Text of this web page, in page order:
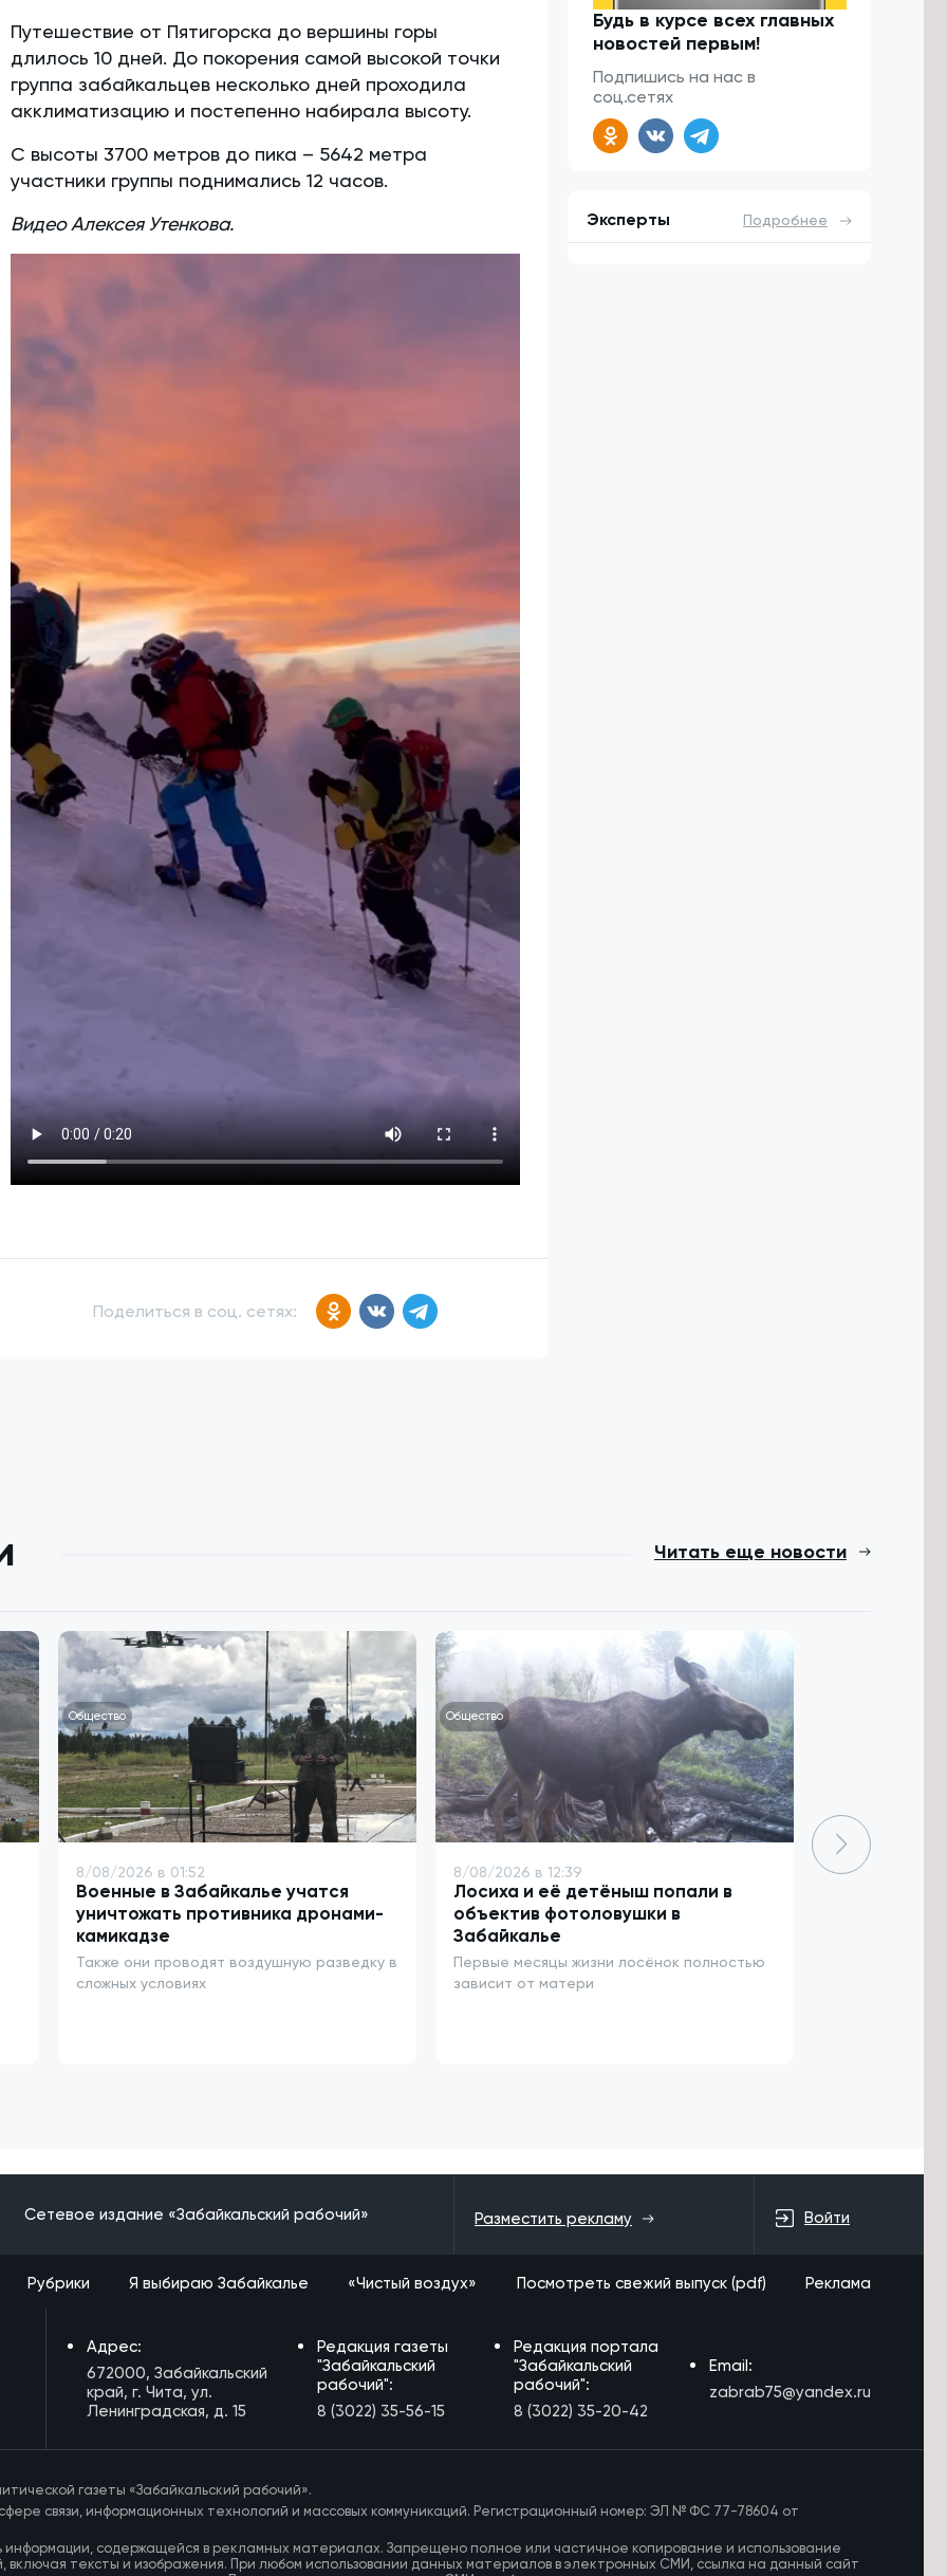
Путешествие от Пятигорска до вершины горы
длилось 10 дней. До покорения самой высокой точки
группа забайкальцев несколько дней проходила
акклиматизацию и постепенно набирала высоту.
С высоты 3700 метров до пика – 5642 метра
участники группы поднимались 12 часов.
Видео Алексея Утенкова.
Поделиться в соц. сетях:
Будь в курсе всех главных
новостей первым!
Подпишись на нас в
соц.сетях
Эксперты Подробнее
Читать еще новости
Общество
8/08/2026 в 01:52
Военные в Забайкалье учатся
уничтожать противника дронами-
камикадзе
Также они проводят воздушную разведку в
сложных условиях
Общество
8/08/2026 в 12:39
Лосиха и её детёныш попали в
объектив фотоловушки в
Забайкалье
Первые месяцы жизни лосёнок полностью
зависит от матери
8/08/2026 в
Сетевое издание «Забайкальский рабочий» Разместить рекламу Войти
Рубрики Я выбираю Забайкалье «Чистый воздух» Посмотреть свежий выпуск (pdf) Реклама
Адрес:
672000, Забайкальский
край, г. Чита, ул.
Ленинградская, д. 15
Редакция газеты
"Забайкальский
рабочий":
8 (3022) 35-56-15
Редакция портала
"Забайкальский
рабочий":
8 (3022) 35-20-42
Email:
zabrab75@yandex.ru
газеты «Забайкальский рабочий».
связи, информационных технологий и массовых коммуникаций. Регистрационный номер: ЭЛ № ФС 77-78604 от
информации, содержащейся в рекламных материалах. Запрещено полное или частичное копирование и использование
тексты и изображения. При любом использовании данных материалов в электронных СМИ, ссылка на данный сайт